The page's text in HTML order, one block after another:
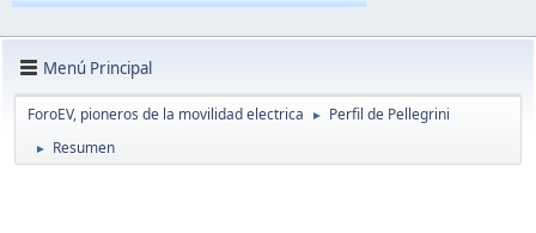
Menú Principal
ForoEV, pioneros de la movilidad electrica ► Perfil de Pellegrini
► Resumen